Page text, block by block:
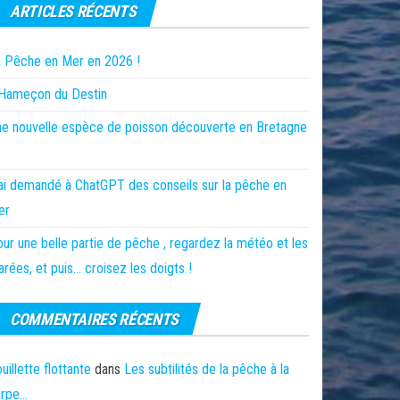
ARTICLES RÉCENTS
Pêche en Mer en 2026 !
du Destin
nouvelle espèce de poisson découverte en Bretagne
demandé à ChatGPT des conseils sur la pêche en
une belle partie de pêche , regardez la météo et les
et puis… croisez les doigts !
COMMENTAIRES RÉCENTS
flottante dans Les subtilités de la pêche à la